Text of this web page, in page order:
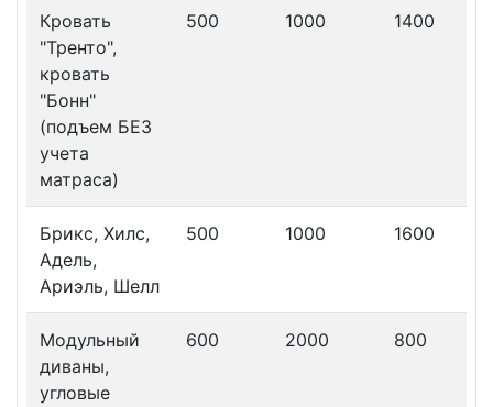
Кровать
"Тренто",
кровать
"Бонн"
(подъем БЕЗ
учета
матраса)
500 1000 1400
Брикс, Хилс,
Адель,
Ариэль, Шелл
500 1000 1600
Модульный
диваны,
угловые
600 2000 800